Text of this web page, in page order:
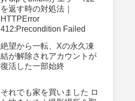
を返す時の対処法｜
HTTPError
412:Precondition Failed
絶望から一転、Xの永久凍
結が解除されアカウントが
復活した一部始終
それでも家を買いました ロ